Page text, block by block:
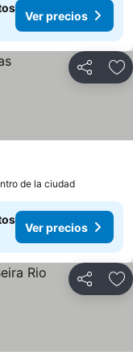
Ver precios
Compartir
de la ciudad
Ver precios
Compartir